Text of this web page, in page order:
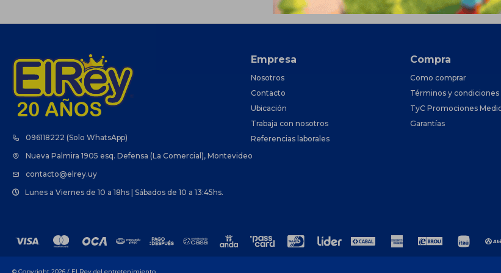
096118222 (Solo WhatsApp)
Nueva Palmira 1905 esq. Defensa (La Comercial), Montevideo
contacto@elrey.uy
Lunes a Viernes de 10 a 18hs | Sábados de 10 a 13:45hs.
Empresa
Nosotros
Contacto
Ubicación
Trabaja con nosotros
Referencias laborales
Compra
Como comprar
Términos y
TyC Promociones
Garantías